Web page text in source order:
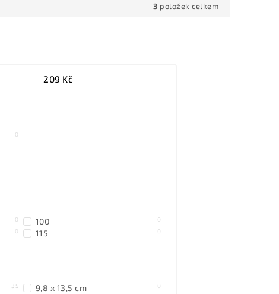
3 položek celkem
209 Kč
0
0 100 0
0 115 0
35 9,8 x 13,5 cm 0